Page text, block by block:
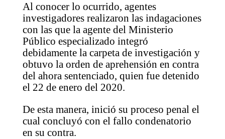
Al conocer lo ocurrido, agentes
investigadores realizaron las indagaciones
con las que la agente del Ministerio
Público especializado integró
debidamente la carpeta de investigación y
obtuvo la orden de aprehensión en contra
del ahora sentenciado, quien fue detenido
el 22 de enero del 2020.
De esta manera, inició su proceso penal el
cual concluyó con el fallo condenatorio
en su contra.